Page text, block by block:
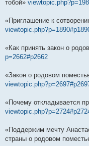
тобой»
«Приглашение к
«Как принять закон о
p=2662#p2662
«Закон о родовом
«Почему откладывается
«Поддержим мечту
страны о родовом